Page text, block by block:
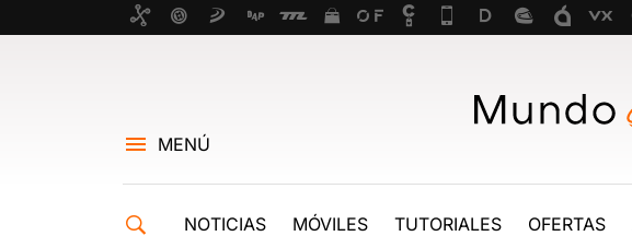
MENÚ
NOTICIAS MÓVILES TUTORIALES OFERTAS